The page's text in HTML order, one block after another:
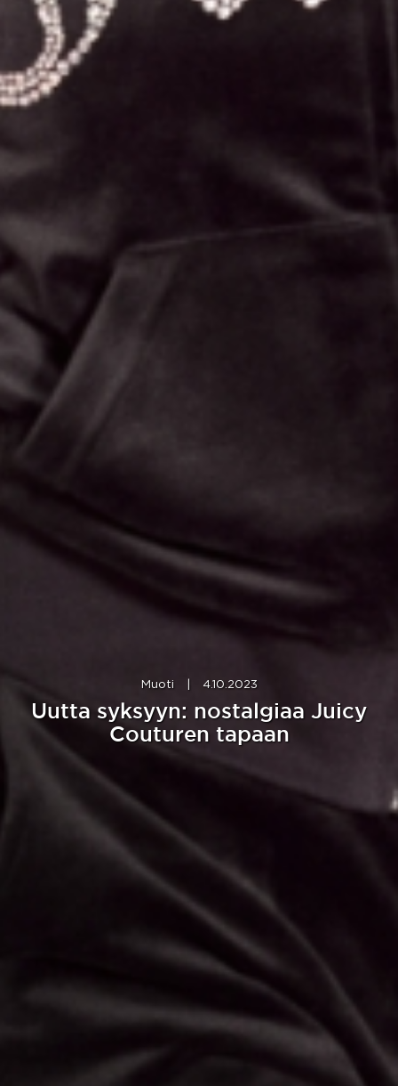
Muoti 4.10.2023
Uutta syksyyn: nostalgiaa Juicy
Couturen tapaan